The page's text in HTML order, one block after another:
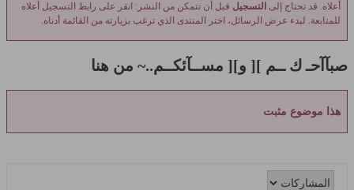
أعلاه. قد تحتاج إلى التسجيل قبل أن تتمكن من النشر: انقر على رابط التسجيل أعلاه
للمتابعة. لبدء عرض الرسائل، اختر المنتدى الذي ترغب بزيارته من القائمة أدناه.
صبآآحـ ك ــم ][ و][ مســآئكــم..~ من هنا
هذا موضوع مثبت